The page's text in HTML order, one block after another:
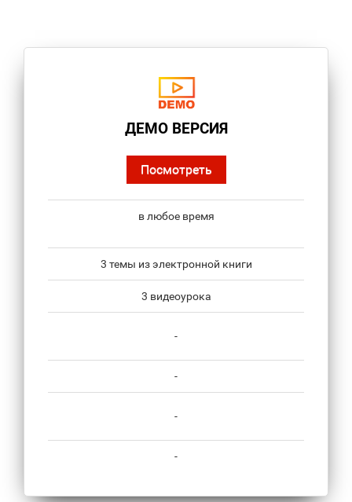
ДЕМО ВЕРСИЯ
Посмотреть
в любое время
3 темы из электронной книги
3 видеоурока
-
-
-
-